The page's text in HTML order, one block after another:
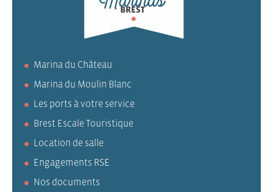
Marina du Château
Marina du Moulin Blanc
Les ports à votre service
Brest Escale Touristique
Location de salle
Engagements RSE
Nos documents